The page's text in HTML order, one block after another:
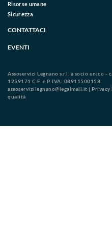
Risorse umane
Sicurezza
CONTATTACI
EVENTI
Assoservizi Legnano s.r.l. a socio unico -
1259171 C.F. e P. IVA: 08911500158
assoservizilegnano@legalmail.it | Privacy
qualità